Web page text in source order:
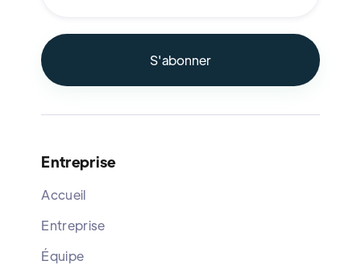
Entreprise
Accueil
Entreprise
Équipe